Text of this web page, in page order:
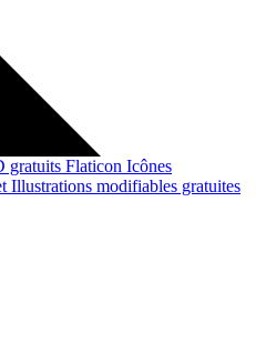
gratuits Flaticon Icônes
Illustrations modifiables gratuites